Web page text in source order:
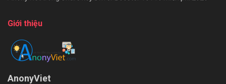
Giới thiệu
AnonyViet